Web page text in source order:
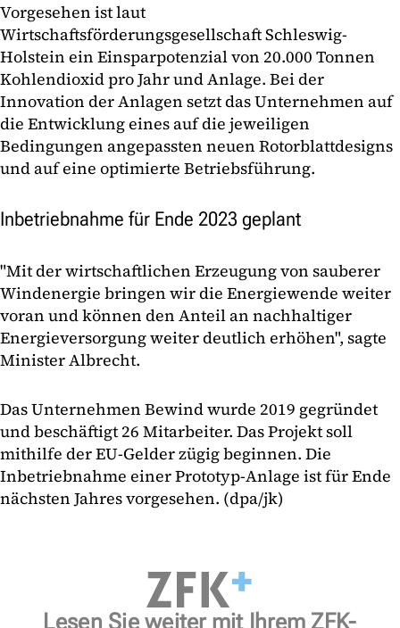
Vorgesehen ist laut
Wirtschaftsförderungsgesellschaft Schleswig-
Holstein ein Einsparpotenzial von 20.000 Tonnen
Kohlendioxid pro Jahr und Anlage. Bei der
Innovation der Anlagen setzt das Unternehmen auf
die Entwicklung eines auf die jeweiligen
Bedingungen angepassten neuen Rotorblattdesigns
und auf eine optimierte Betriebsführung.
Inbetriebnahme für Ende 2023 geplant
"Mit der wirtschaftlichen Erzeugung von sauberer
Windenergie bringen wir die Energiewende weiter
voran und können den Anteil an nachhaltiger
Energieversorgung weiter deutlich erhöhen", sagte
Minister Albrecht.
Das Unternehmen Bewind wurde 2019 gegründet
und beschäftigt 26 Mitarbeiter. Das Projekt soll
mithilfe der EU-Gelder zügig beginnen. Die
Inbetriebnahme einer Prototyp-Anlage ist für Ende
nächsten Jahres vorgesehen. (dpa/jk)
Lesen Sie weiter mit Ihrem ZFK-